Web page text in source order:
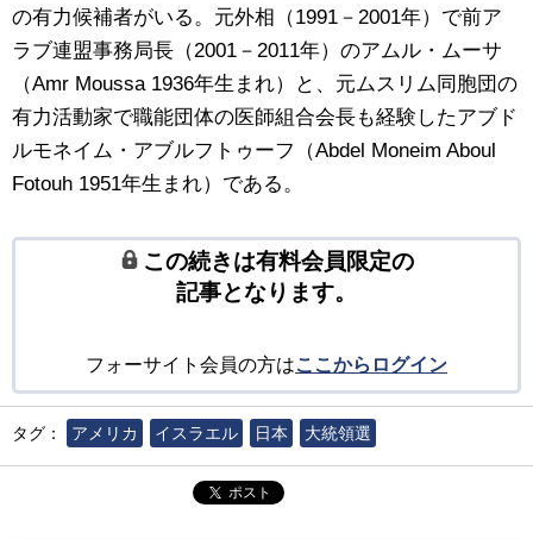
の有力候補者がいる。元外相（1991－2001年）で前ア
ラブ連盟事務局長（2001－2011年）のアムル・ムーサ
（Amr Moussa 1936年生まれ）と、元ムスリム同胞団の
有力活動家で職能団体の医師組合会長も経験したアブド
ルモネイム・アブルフトゥーフ（Abdel Moneim Aboul
Fotouh 1951年生まれ）である。
この続きは有料会員限定の
記事となります。
フォーサイト会員の方はここからログイン
タグ： アメリカ イスラエル 日本 大統領選
ポスト